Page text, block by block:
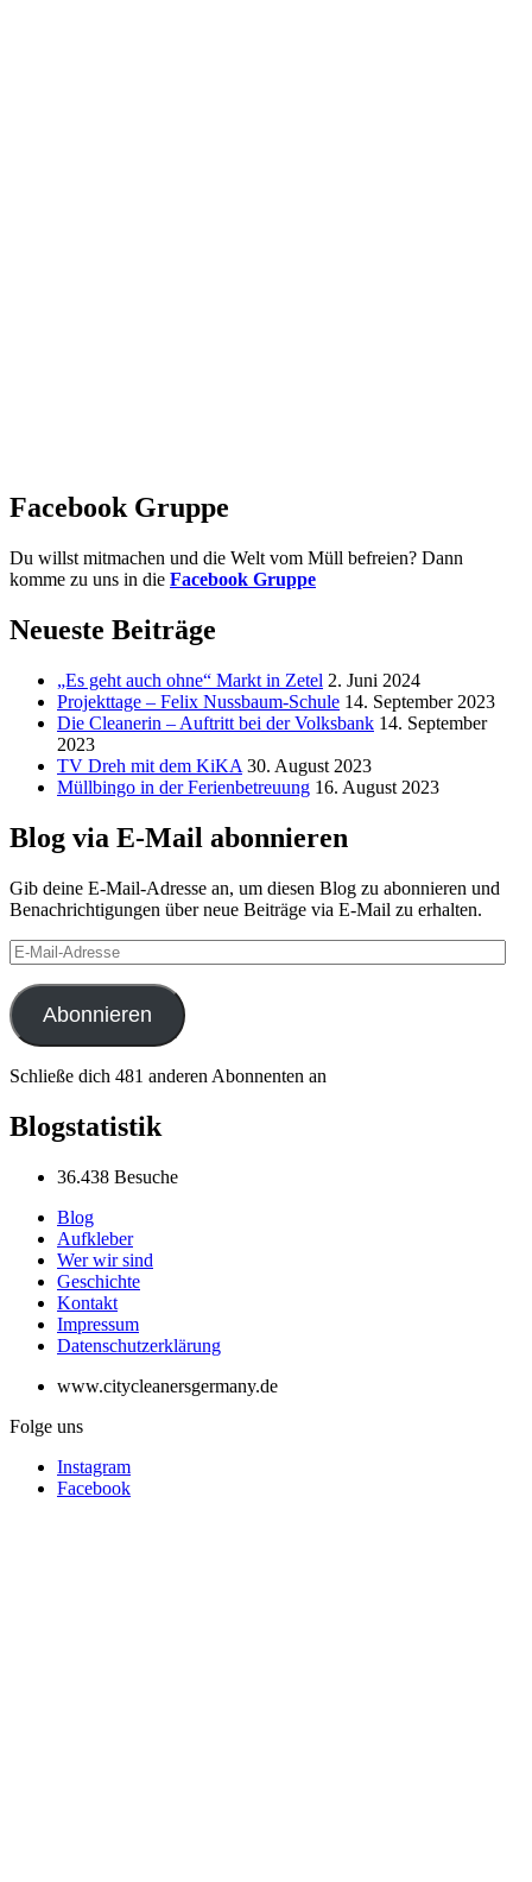
Facebook Gruppe
Du willst mitmachen und die Welt vom Müll befreien? Dann
komme zu uns in die Facebook Gruppe
Neueste Beiträge
„Es geht auch ohne“ Markt in Zetel 2. Juni 2024
Projekttage – Felix Nussbaum-Schule 14. September 2023
Die Cleanerin – Auftritt bei der Volksbank 14. September
2023
TV Dreh mit dem KiKA 30. August 2023
Müllbingo in der Ferienbetreuung 16. August 2023
Blog via E-Mail abonnieren
Gib deine E-Mail-Adresse an, um diesen Blog zu abonnieren und
Benachrichtigungen über neue Beiträge via E-Mail zu erhalten.
E-
Mail-
Adresse
Abonnieren
Schließe dich 481 anderen Abonnenten an
Blogstatistik
36.438 Besuche
Blog
Aufkleber
Wer wir sind
Geschichte
Kontakt
Impressum
Datenschutzerklärung
www.citycleanersgermany.de
Folge uns
Instagram
Facebook